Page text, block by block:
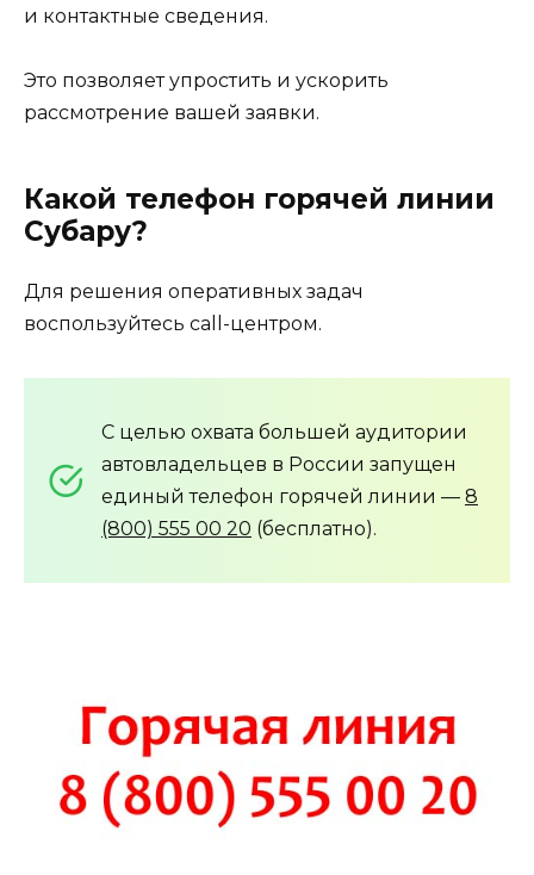
и контактные сведения.
Это позволяет упростить и ускорить
рассмотрение вашей заявки.
Какой телефон горячей линии
Субару?
Для решения оперативных задач
воспользуйтесь call-центром.
С целью охвата большей аудитории
автовладельцев в России запущен
единый телефон горячей линии — 8
(800) 555 00 20 (бесплатно).